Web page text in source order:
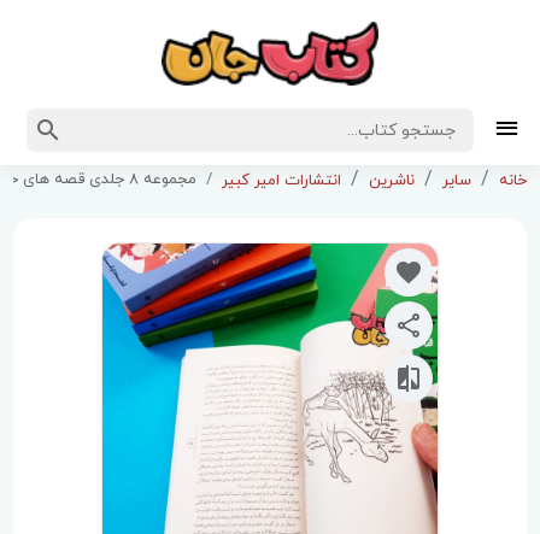
خانه سایر ناشرین انتشارات امیر کبیر مجموعه 8 جلدی قصه های خوب برای بچه های خوب